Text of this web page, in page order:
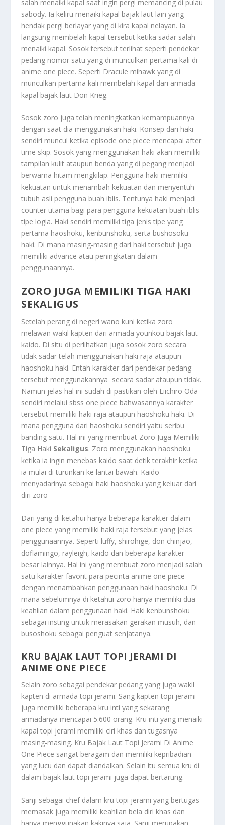
salah menaiki kapal saat ingin pergi memancing di pulau
sabody. Ia keliru menaiki kapal bajak laut lain yang
hendak pergi berlayar yang di kira kapal nelayan. Ia
langsung membelah kapal tersebut ketika sadar salah
menaiki kapal. Sosok tersebut terlihat seperti pendekar
pedang nomor satu yang di munculkan pertama kali di
anime one piece. Seperti Dracule mihawk yang di
munculkan pertama kali membelah kapal dari armada
kapal bajak laut Don Krieg.
Sosok zoro juga telah meningkatkan kemampuannya
dengan saat dia menggunakan haki. Konsep dari haki
sendiri muncul ketika episode one piece mencapai after
time skip. Sosok yang menggunakan haki akan memiliki
tampilan kulit ataupun benda yang di pegang menjadi
berwarna hitam mengkilap. Pengguna haki memiliki
kekuatan untuk menambah kekuatan dan menyentuh
tubuh asli pengguna buah iblis. Tentunya haki menjadi
counter utama bagi para pengguna kekuatan buah iblis
tipe logia. Haki sendiri memiliki tiga jenis tipe yang
pertama haoshoku, kenbunshoku, serta bushosoku
haki. Di mana masing-masing dari haki tersebut juga
memiliki advance atau peningkatan dalam
penggunaannya.
ZORO JUGA MEMILIKI TIGA HAKI
SEKALIGUS
Setelah perang di negeri wano kuni ketika zoro
melawan wakil kapten dari armada younkou bajak laut
kaido. Di situ di perlihatkan juga sosok zoro secara
tidak sadar telah menggunakan haki raja ataupun
haoshoku haki. Entah karakter dari pendekar pedang
tersebut menggunakannya secara sadar ataupun tidak.
Namun jelas hal ini sudah di pastikan oleh Eiichiro Oda
sendiri melalui sbss one piece bahwasannya karakter
tersebut memiliki haki raja ataupun haoshoku haki. Di
mana pengguna dari haoshoku sendiri yaitu seribu
banding satu. Hal ini yang membuat Zoro Juga Memiliki
Tiga Haki Sekaligus. Zoro menggunakan haoshoku
ketika ia ingin menebas kaido saat detik terakhir ketika
ia mulai di turunkan ke lantai bawah. Kaido
menyadarinya sebagai haki haoshoku yang keluar dari
diri zoro
Dari yang di ketahui hanya beberapa karakter dalam
one piece yang memiliki haki raja tersebut yang jelas
penggunaannya. Seperti luffy, shirohige, don chinjao,
doflamingo, rayleigh, kaido dan beberapa karakter
besar lainnya. Hal ini yang membuat zoro menjadi salah
satu karakter favorit para pecinta anime one piece
dengan menambahkan penggunaan haki haoshoku. Di
mana sebelumnya di ketahui zoro hanya memiliki dua
keahlian dalam penggunaan haki. Haki kenbunshoku
sebagai insting untuk merasakan gerakan musuh, dan
busoshoku sebagai penguat senjatanya.
KRU BAJAK LAUT TOPI JERAMI DI
ANIME ONE PIECE
Selain zoro sebagai pendekar pedang yang juga wakil
kapten di armada topi jerami. Sang kapten topi jerami
juga memiliki beberapa kru inti yang sekarang
armadanya mencapai 5.600 orang. Kru inti yang menaiki
kapal topi jerami memiliki ciri khas dan tugasnya
masing-masing. Kru Bajak Laut Topi Jerami Di Anime
One Piece sangat beragam dan memiliki kepribadian
yang lucu dan dapat diandalkan. Selain itu semua kru di
dalam bajak laut topi jerami juga dapat bertarung.
Sanji sebagai chef dalam kru topi jerami yang bertugas
memasak juga memiliki keahlian bela diri khas dan
hanya menggunakan kakinya saja. Sanji merupakan